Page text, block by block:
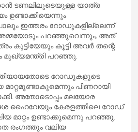
ടണലിലൂടെയുള്ള യാത്ര
ഉണ്ടാക്കിയെന്നും
ഇത്തരം റോഡുകളില്ലെന്ന്
അമ്മയോടും പറഞ്ഞുവെന്നും, അത്
കുട്ടിയേയും കൂട്ടി അവർ തന്റെ
മുഖ്യമന്ത്രി പറഞ്ഞു.
റോഡുകളുടെ
പിണറായി
അതോടൊപ്പം മലയോര
ഹൈവേയും കേരളത്തിലെ റോഡ്
മാറ്റം ഉണ്ടാക്കുമെന്നു പറഞ്ഞു.
രംഗത്തും വലിയ